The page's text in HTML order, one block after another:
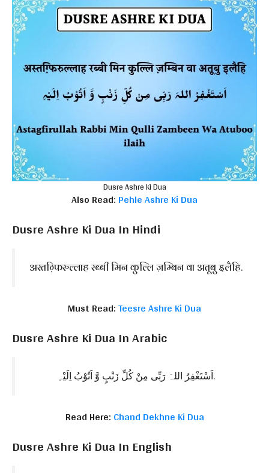
Dusre Ashre Ki Dua
Also Read: Pehle Ashre Ki Dua
Dusre Ashre Ki Dua In Hindi
अस्तग़्फिरुल्लाह रब्बी मिन कुल्लि ज़म्बिन वा अतूबु इलैहि.
Must Read:Teesre Ashre Ki Dua
Dusre Ashre Ki Dua In Arabic
اَسْتَغْفِرُ اللہَ رَبِّی مِنْ کُلِّ زَنْبٍ وَّ اَتُوْبُ اِلَیْہِ.
Read Here: Chand Dekhne Ki Dua
Dusre Ashre Ki Dua In English